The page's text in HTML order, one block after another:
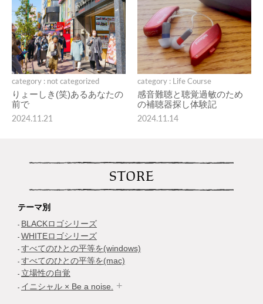
category : not categorized
りょーしき(笑)あるあなたの
前で
2024.11.21
category : Life Course
感音難聴と聴覚過敏のため
の補聴器探し体験記
2024.11.14
STORE
テーマ別
BLACKロゴシリーズ
WHITEロゴシリーズ
すべてのひとの平等を(windows)
すべてのひとの平等を(mac)
立場性の自覚
イニシャル × Be a noise.